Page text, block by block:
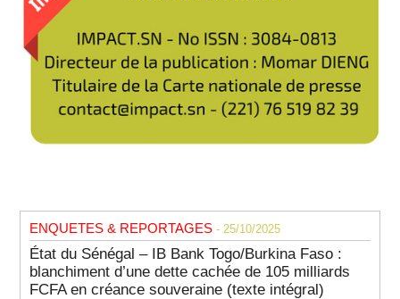
ENQUETES & REPORTAGES - 25/10/2025
État du Sénégal – IB Bank Togo/Burkina Faso :
blanchiment d’une dette cachée de 105 milliards
FCFA en créance souveraine (texte intégral)